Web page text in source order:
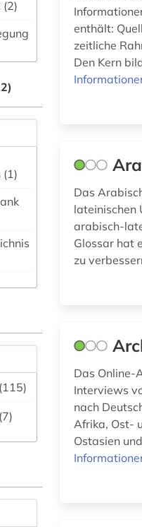
(8)
(3)
(2)
(2)
(1)
(3)
enthält:
zeitliche
Den Kern
Das
lateinischen
arabisch-
Glossar hat
zu
Das Online-
Interviews
nach
Afrika, Ost-
Ostasien